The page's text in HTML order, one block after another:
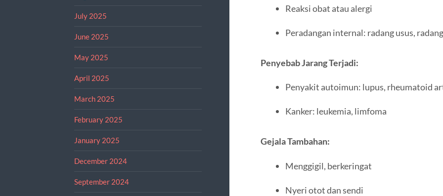
July 2025
June 2025
May 2025
April 2025
March 2025
February 2025
January 2025
December 2024
September 2024
Reaksi obat atau alergi
Peradangan internal: radang usus,
Penyebab Jarang Terjadi:
Penyakit autoimun: lupus, rheumatoid
Kanker: leukemia, limfoma
Gejala Tambahan:
Menggigil, berkeringat
Nyeri otot dan sendi